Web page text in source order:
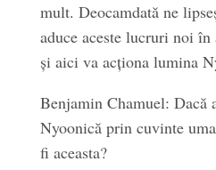
mult. Deocamdată ne
aduce aceste lucruri noi
și aici va acționa lumina
Benjamin Chamuel: Dacă
Nyoonică prin cuvinte
fi aceasta?